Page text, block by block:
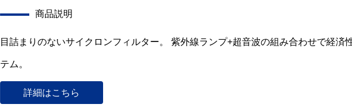
商品説明
目詰まりのないサイクロンフィルター。 紫外線ランプ+超音波の組み合わせで経済
テム。
詳細はこちら